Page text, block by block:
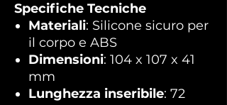
Specifiche Tecniche
Materiali: Silicone sicuro per
il corpo e ABS
Dimensioni: 104 x 107 x 41
mm
Lunghezza inseribile: 72